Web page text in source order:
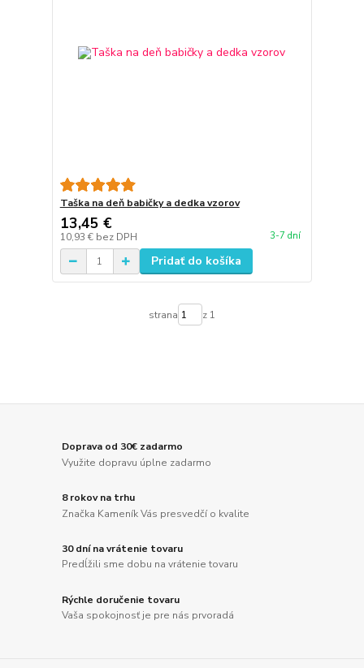
Taška na deň babičky a dedka vzorov
13,45 €
10,93 € bez DPH 3-7 dní
Pridať do košíka
strana z 1
Doprava od 30€ zadarmo
Využite dopravu úplne zadarmo
8 rokov na trhu
Značka Kameník Vás presvedčí o kvalite
30 dní na vrátenie tovaru
Predĺžili sme dobu na vrátenie tovaru
Rýchle doručenie tovaru
Vaša spokojnosť je pre nás prvoradá